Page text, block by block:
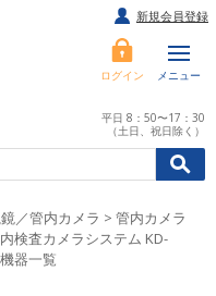
ログイン メニュー
平日 8：50〜17：30
（土日、祝日除く）
//
新規会員登録
／管内カメラ > 管内カメラ
検査カメラシステム KD-
器一覧